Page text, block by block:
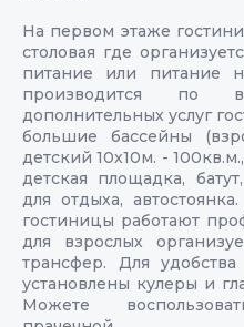
На первом этаже
столовая где
питание или питание
производится по
дополнительных услуг
большие бассейны
детский 10х10м. -
детская площадка,
для отдыха,
гостиницы работают
для взрослых
трансфер. Для
установлены кулеры и
Можете